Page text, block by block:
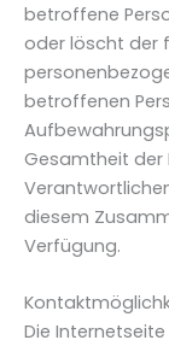
betroffene
oder löscht der
betroffenen
Gesamtheit der
diesem
Verfügung.
Die